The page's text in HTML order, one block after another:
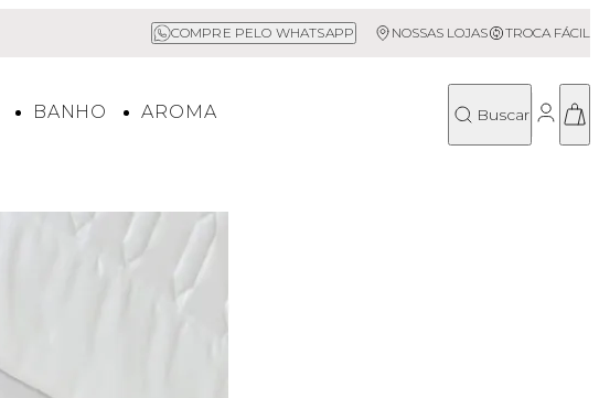
Frete Grátis acima de R$500*
COMPRE PELO WHATSAPP NOSSAS LOJAS TROCA FÁCIL
BANHO AROMA Buscar